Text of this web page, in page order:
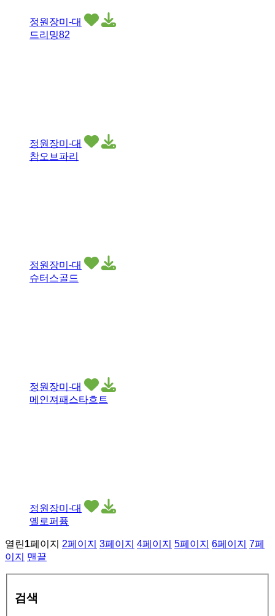
정원장미-대
드리밍82
정원장미-대
참오브파리
정원장미-대
슈터스골드
정원장미-대
메인져패스타흐트
정원장미-대
옐로퍼퓸
열린1페이지 2페이지 3페이지 4페이지 5페이지 6페이지 7페
이지
맨끝
검색